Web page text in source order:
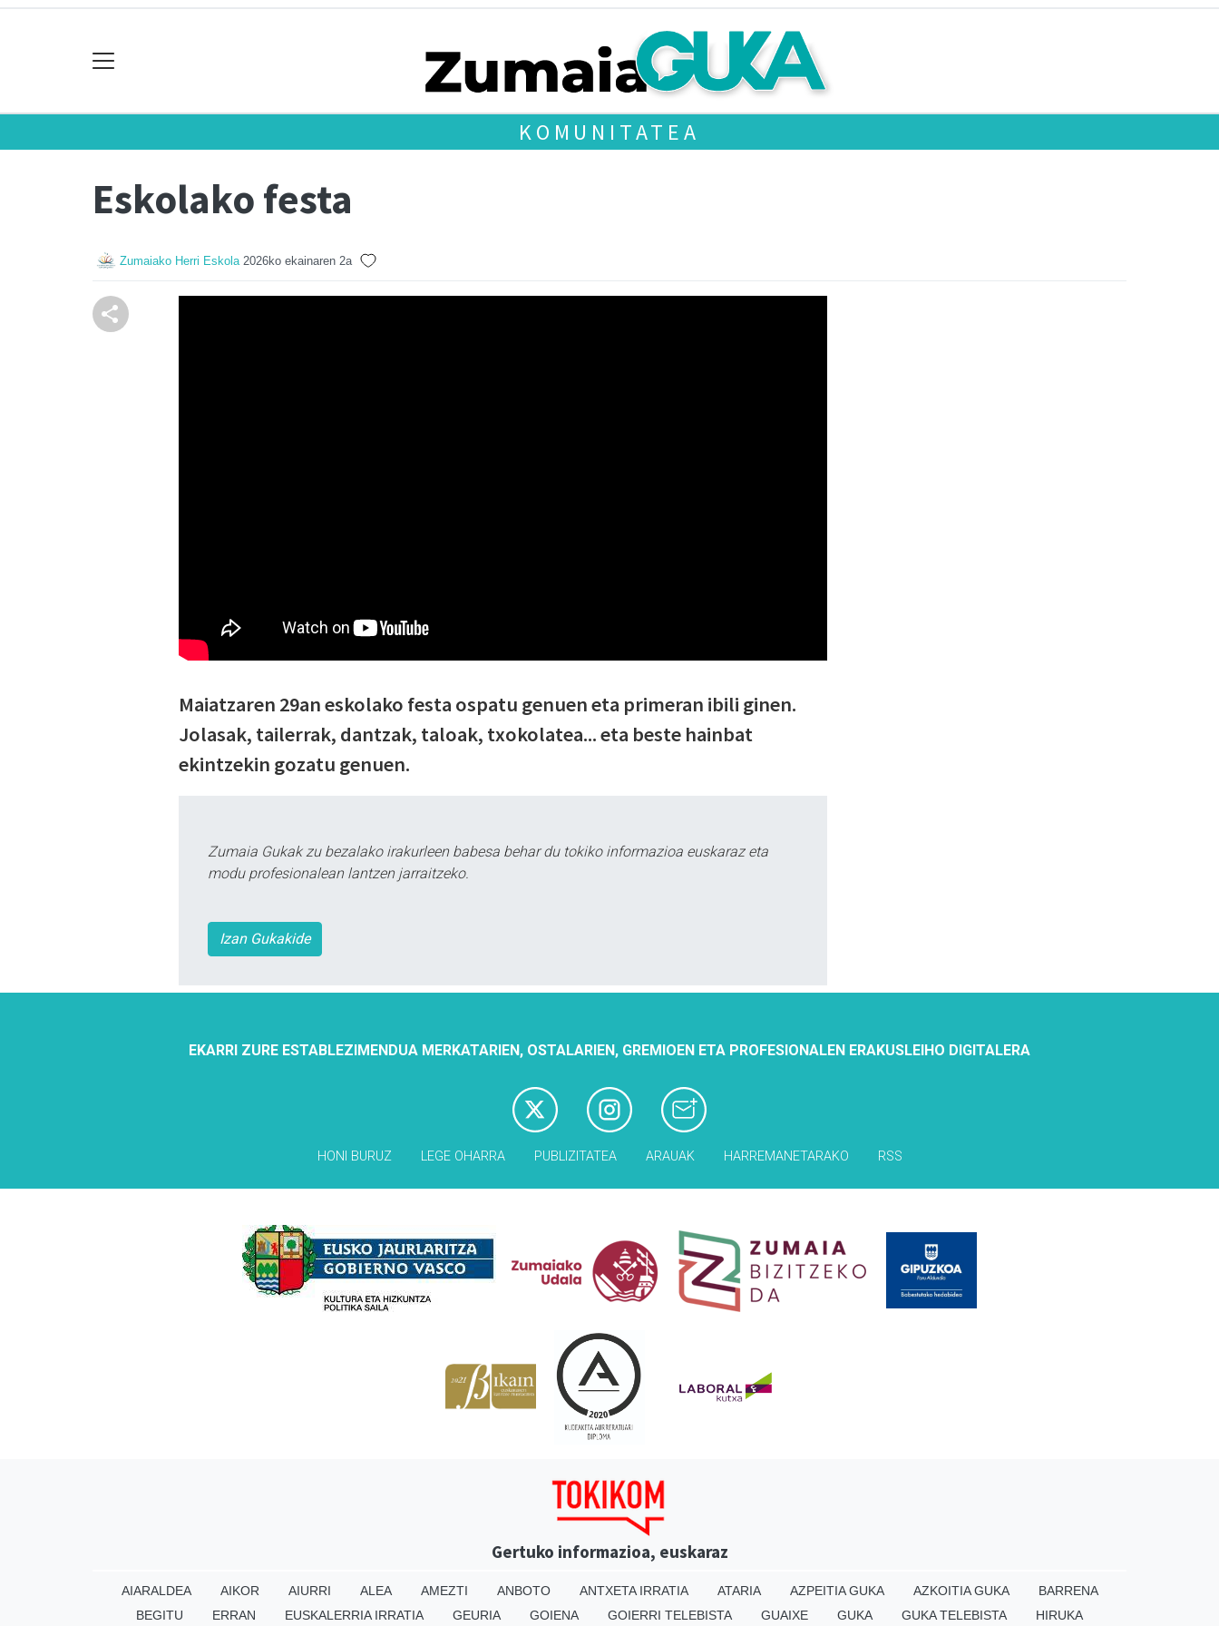
KOMUNITATEA
Eskolako festa
Zumaiako Herri Eskola 2026ko ekainaren 2a
Maiatzaren 29an eskolako festa ospatu genuen eta primeran ibili ginen.
Jolasak, tailerrak, dantzak, taloak, txokolatea... eta beste hainbat
ekintzekin gozatu genuen.
Zumaia Gukak zu bezalako irakurleen babesa behar du tokiko informazioa euskaraz eta
modu profesionalean lantzen jarraitzeko.
Izan Gukakide
EKARRI ZURE ESTABLEZIMENDUA MERKATARIEN, OSTALARIEN, GREMIOEN ETA PROFESIONALEN ERAKUSLEIHO DIGITALERA
HONI BURUZ LEGE OHARRA PUBLIZITATEA ARAUAK HARREMANETARAKO RSS
Gertuko informazioa, euskaraz
AIARALDEA AIKOR AIURRI ALEA AMEZTI ANBOTO ANTXETA IRRATIA ATARIA AZPEITIA GUKA AZKOITIA GUKA
BARRENA
BEGITU
ERRAN EUSKALERRIA IRRATIA GEURIA GOIENA GOIERRI TELEBISTA GUAIXE GUKA GUKA TELEBISTA HIRUKA